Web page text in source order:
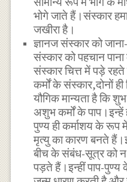
भोगे जाते हैं।संस्कार
जखीरा है।
ज्ञानज संस्कार को
संस्कार को पहचान
संस्कार चित्त में पड़े
कर्मों के संस्कार,दोनों
यौगिक मान्यता है कि
अशुभ कर्मों के पाप।इन्हें
पुण्य ही कर्माशय के
मृत्यु का कारण बनते
बीच के संबंध-सूत्र को
पड़ते हैं।इन्हीं पाप-पुण्य